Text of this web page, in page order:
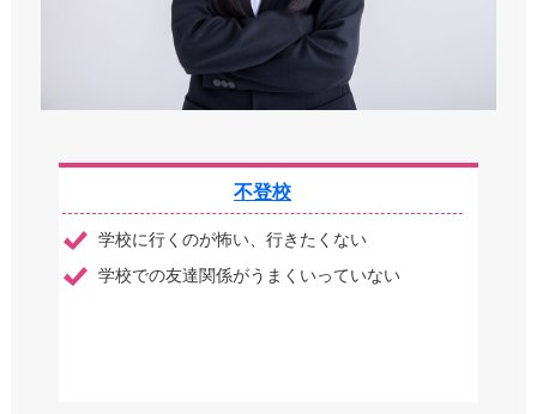
不登校
学校に行くのが怖い、行きたくない
学校での友達関係がうまくいっていない